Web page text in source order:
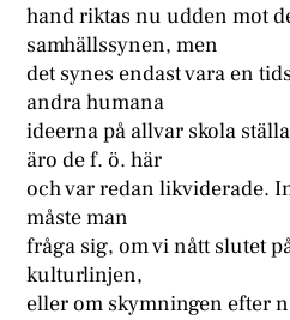
hand riktas nu udden mot
samhällssynen, men
det synes endast vara en
andra humana
ideerna på allvar skola
äro de f. ö. här
och var redan likviderade.
måste man
fråga sig, om vi nått slutet
kulturlinjen,
eller om skymningen efter